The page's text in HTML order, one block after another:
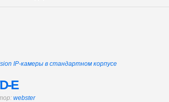
IP-камеры в стандартном корпусе
E
webster